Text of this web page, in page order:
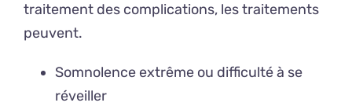
traitement des complications, les traitements
peuvent.
Somnolence extrême ou difficulté à se
réveiller